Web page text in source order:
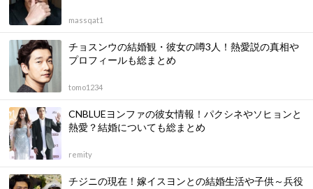
massqat1
チョスンウの結婚観・彼女の噂3人！熱愛説の真相や
プロフィールも総まとめ
tomo1234
CNBLUEヨンファの彼女情報！パクシネやソヒョンと
熱愛？結婚についても総まとめ
remity
チジニの現在！嫁イスヨンとの結婚生活や子供～兵役